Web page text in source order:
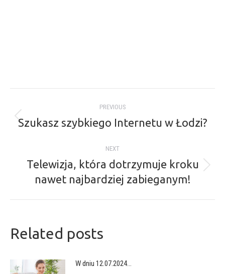
navigation
PREVIOUS
Previous
Szukasz szybkiego Internetu w Łodzi?
NEXT
Next
post:
Telewizja, która dotrzymuje kroku
nawet najbardziej zabieganym!
Related posts
W dniu 12.07.2024…